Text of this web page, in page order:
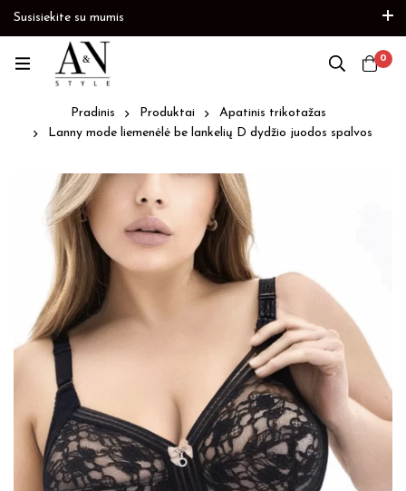
Susisiekite su mumis
Prekių papildymas
0
Pradinis Produktai
Apatinis trikotažas
Lanny mode liemenėlė be lankelių D dydžio juodos spalvos